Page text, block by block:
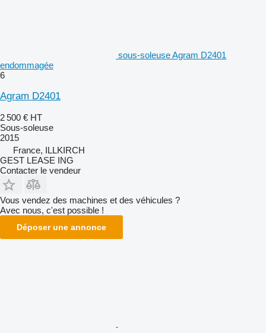
sous-soleuse Agram D2401
endommagée
6
Agram D2401
2 500 € HT
Sous-soleuse
2015
France, ILLKIRCH
GEST LEASE ING
Contacter le vendeur
Vous vendez des machines et des véhicules ?
Avec nous, c'est possible !
Déposer une annonce